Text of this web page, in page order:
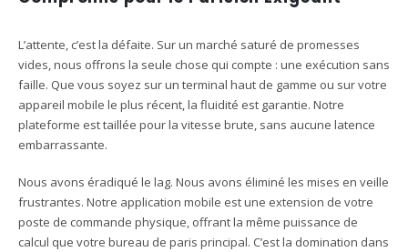
L’attente, c’est la défaite. Sur un marché saturé de promesses
vides, nous offrons la seule chose qui compte : une exécution sans
faille. Que vous soyez sur un terminal haut de gamme ou sur votre
appareil mobile le plus récent, la fluidité est garantie. Notre
plateforme est taillée pour la vitesse brute, sans aucune latence
embarrassante.
Nous avons éradiqué le lag. Nous avons éliminé les mises en veille
frustrantes. Notre application mobile est une extension de votre
poste de commande physique, offrant la même puissance de
calcul que votre bureau de paris principal. C’est la domination dans